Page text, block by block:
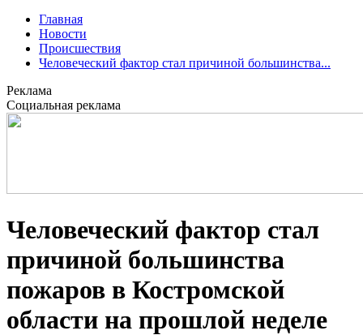
Главная
Новости
Происшествия
Человеческий фактор стал причиной большинства...
Реклама
Социальная реклама
Человеческий фактор стал
причиной большинства
пожаров в Костромской
области на прошлой неделе